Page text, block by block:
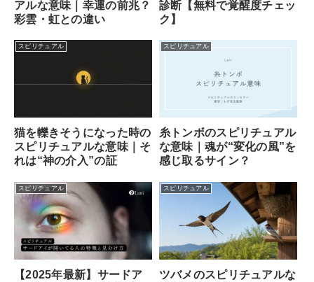
アルな意味｜幸運の前兆？
彩雲・虹との違い
診断【無料で覚醒度チェッ
ク】
スピリチュアル
猫を轢きそうになった時の
スピリチュアルな意味｜そ
れは“神の介入”の証
スピリチュアル
糸トンボのスピリチュアル
な意味｜魂が“変化の風”を
感じ取るサイン？
スピリチュアル
【2025年最新】サードア
スピリチュアル
ツバメのスピリチュアルな